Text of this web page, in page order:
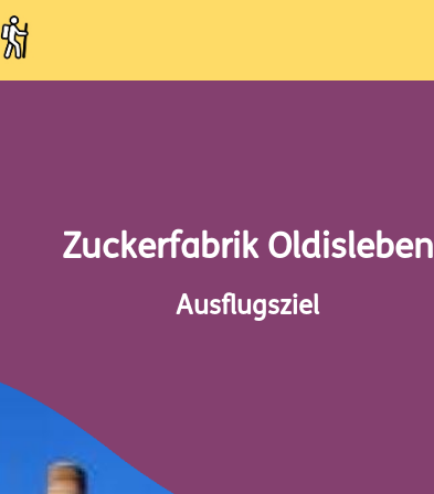
Zuckerfabrik Oldisleben
Ausflugsziel